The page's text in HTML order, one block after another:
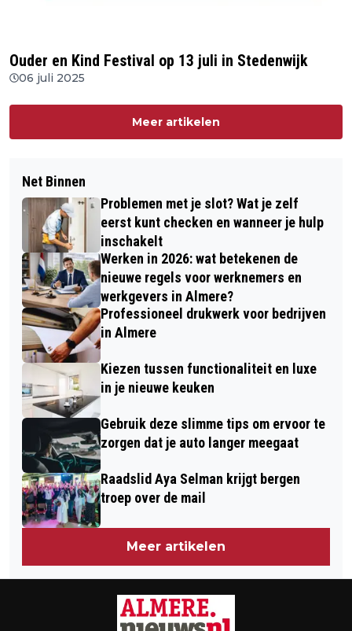
Ouder en Kind Festival op 13 juli in Stedenwijk
06 juli 2025
Meer artikelen
Net Binnen
Problemen met je slot? Wat je zelf
eerst kunt checken en wanneer je hulp
inschakelt
Werken in 2026: wat betekenen de
nieuwe regels voor werknemers en
werkgevers in Almere?
Professioneel drukwerk voor bedrijven
in Almere
Kiezen tussen functionaliteit en luxe
in je nieuwe keuken
Gebruik deze slimme tips om ervoor te
zorgen dat je auto langer meegaat
Raadslid Aya Selman krijgt bergen
troep over de mail
Meer artikelen